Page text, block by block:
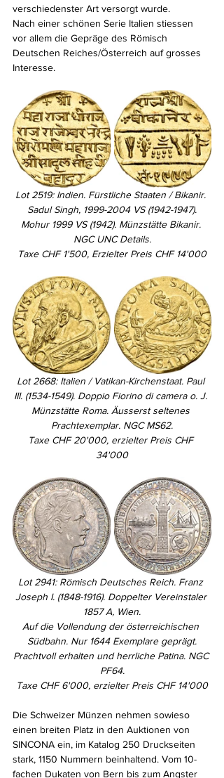
verschiedenster Art versorgt wurde.
Nach einer schönen Serie Italien stiessen
vor allem die Gepräge des Römisch
Deutschen Reiches/Österreich auf grosses
Interesse.
Lot 2519: Indien. Fürstliche Staaten / Bikanir.
Sadul Singh, 1999-2004 VS (1942-1947).
Mohur 1999 VS (1942). Münzstätte Bikanir.
NGC UNC Details.
Taxe CHF 1'500, Erzielter Preis CHF 14'000
Lot 2668: Italien / Vatikan-Kirchenstaat. Paul
III. (1534-1549). Doppio Fiorino di camera o. J.
Münzstätte Roma. Äusserst seltenes
Prachtexemplar. NGC MS62.
Taxe CHF 20'000, erzielter Preis CHF
34'000
Lot 2941: Römisch Deutsches Reich. Franz
Joseph I. (1848-1916). Doppelter Vereinstaler
1857 A, Wien.
Auf die Vollendung der österreichischen
Südbahn. Nur 1644 Exemplare geprägt.
Prachtvoll erhalten und herrliche Patina. NGC
PF64.
Taxe CHF 6'000, erzielter Preis CHF 14'000
Die Schweizer Münzen nehmen sowieso
einen breiten Platz in den Auktionen von
SINCONA ein, im Katalog 250 Druckseiten
stark, 1150 Nummern beinhaltend. Vom 10-
fachen Dukaten von Bern bis zum Angster